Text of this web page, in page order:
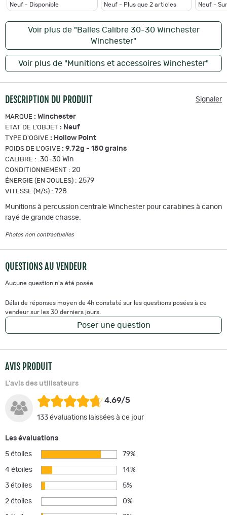
Neuf - Disponible
Neuf - Plus que 2 articles
Neuf -
Voir plus de "Balles Calibre 30-30 Winchester
Winchester"
Voir plus de "Munitions et accessoires Winchester"
DESCRIPTION DU PRODUIT Signaler
MARQUE : Winchester
ETAT DE L'OBJET : Neuf
TYPE D'OGIVE : Hollow Point
POIDS DE L'OGIVE : 9.72g - 150 grains
CALIBRE : .30-30 Win
CONDITIONNEMENT : 20
ÉNERGIE (EN JOULES) : 2579
VITESSE (M/S) : 728
Munitions à percussion centrale Winchester pour carabines à canon
rayé de grande chasse.
Photos non contractuelles
QUESTIONS AU VENDEUR
Aucune question n'a été posée
Délai de réponses moyen de 4h constaté sur les questions posées à ce
vendeur sur les 30 derniers jours.
Poser une question
AVIS PRODUIT
L'avis des utilisateurs
4.69/5
133 évaluations laissées à ce jour
Les évaluations
5 étoiles 79%
4 étoiles 14%
3 étoiles 5%
2 étoiles 0%